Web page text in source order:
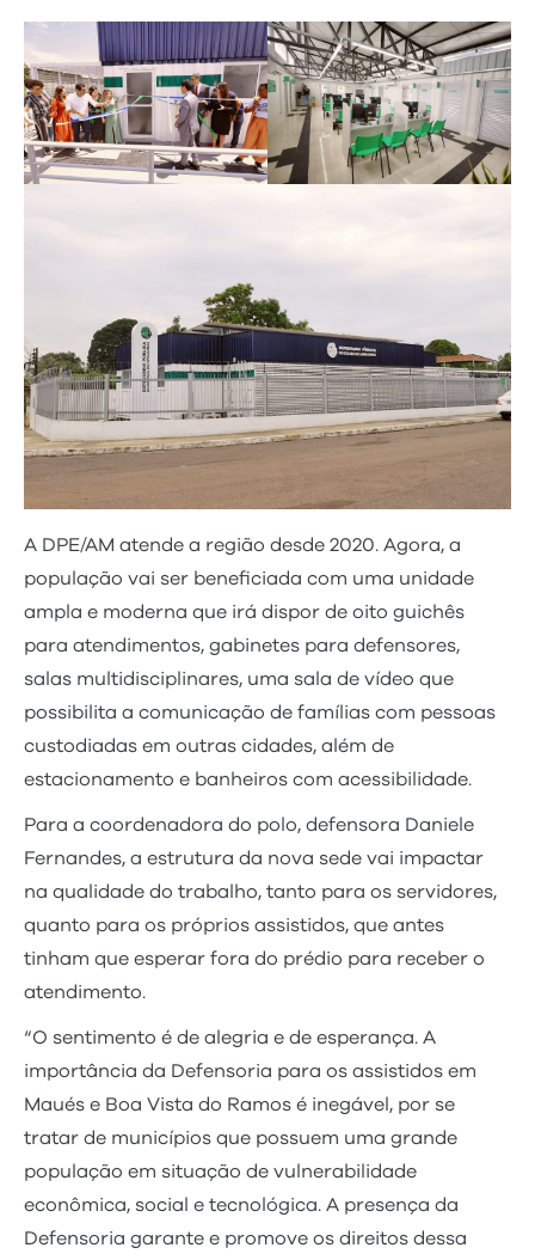
A DPE/AM atende a região desde 2020. Agora, a
população vai ser beneficiada com uma unidade
ampla e moderna que irá dispor de oito guichês
para atendimentos, gabinetes para defensores,
salas multidisciplinares, uma sala de vídeo que
possibilita a comunicação de famílias com pessoas
custodiadas em outras cidades, além de
estacionamento e banheiros com acessibilidade.
Para a coordenadora do polo, defensora Daniele
Fernandes, a estrutura da nova sede vai impactar
na qualidade do trabalho, tanto para os servidores,
quanto para os próprios assistidos, que antes
tinham que esperar fora do prédio para receber o
atendimento.
“O sentimento é de alegria e de esperança. A
importância da Defensoria para os assistidos em
Maués e Boa Vista do Ramos é inegável, por se
tratar de municípios que possuem uma grande
população em situação de vulnerabilidade
econômica, social e tecnológica. A presença da
Defensoria garante e promove os direitos dessa